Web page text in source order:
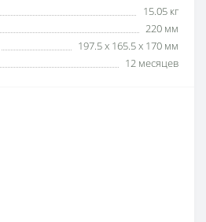
15.05 кг
220 мм
197.5 x 165.5 x 170 мм
12 месяцев